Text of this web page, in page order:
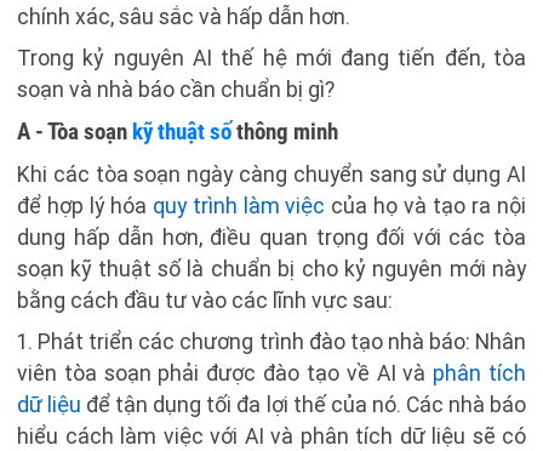
chính xác, sâu sắc và hấp dẫn hơn.
Trong kỷ nguyên AI thế hệ mới đang tiến đến, tòa
soạn và nhà báo cần chuẩn bị gì?
A - Tòa soạn kỹ thuật sốthông minh
Khi các tòa soạn ngày càng chuyển sang sử dụng AI
để hợp lý hóa quy trình làm việc của họ và tạo ra nội
dung hấp dẫn hơn, điều quan trọng đối với các tòa
soạn kỹ thuật số là chuẩn bị cho kỷ nguyên mới này
bằng cách đầu tư vào các lĩnh vực sau:
1. Phát triển các chương trình đào tạo nhà báo: Nhân
viên tòa soạn phải được đào tạo về AI và phân tích
dữ liệu để tận dụng tối đa lợi thế của nó. Các nhà báo
hiểu cách làm việc với AI và phân tích dữ liệu sẽ có